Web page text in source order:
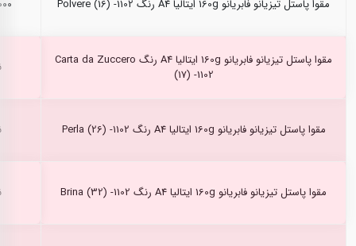
مقوا پاستل تیزیانو فابریانو 160g ایتالیا A4 رنگ Polvere (16) -1102
مقوا پاستل تیزیانو فابریانو 160g ایتالیا A4 رنگ Carta da Zuccero
(17) -1102
مقوا پاستل تیزیانو فابریانو 160g ایتالیا A4 رنگ Perla (26) -1102
مقوا پاستل تیزیانو فابریانو 160g ایتالیا A4 رنگ Brina (32) -1102